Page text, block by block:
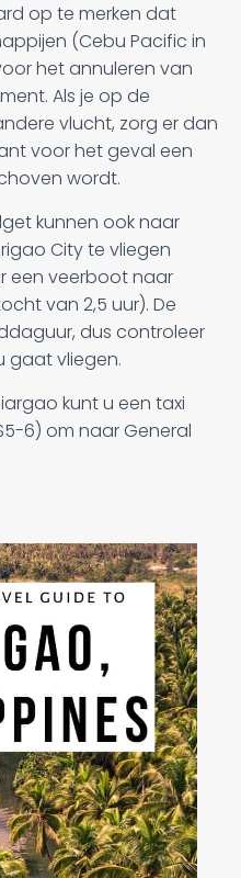
op te merken dat
(Cebu Pacific in
het annuleren van
Als je op de
vlucht, zorg er dan
voor het geval een
wordt.
kunnen ook naar
City te vliegen
een veerboot naar
van 2,5 uur). De
dus controleer
gaat vliegen.
kunt u een taxi
6) om naar General